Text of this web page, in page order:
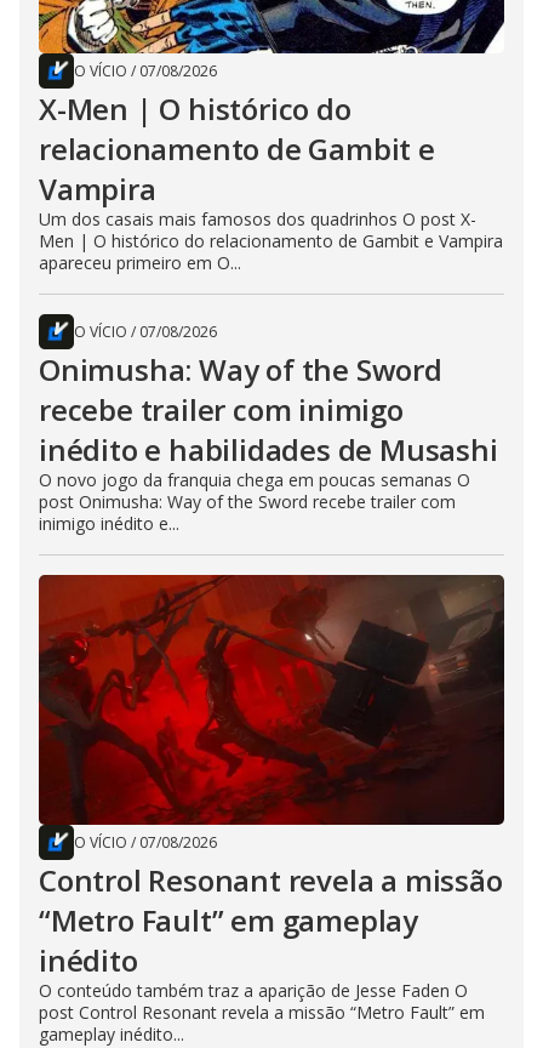
O VÍCIO / 07/08/2026
X-Men | O histórico do
relacionamento de Gambit e
Vampira
Um dos casais mais famosos dos quadrinhos O post X-
Men | O histórico do relacionamento de Gambit e Vampira
apareceu primeiro em O...
O VÍCIO / 07/08/2026
Onimusha: Way of the Sword
recebe trailer com inimigo
inédito e habilidades de Musashi
O novo jogo da franquia chega em poucas semanas O
post Onimusha: Way of the Sword recebe trailer com
inimigo inédito e...
O VÍCIO / 07/08/2026
Control Resonant revela a missão
“Metro Fault” em gameplay
inédito
O conteúdo também traz a aparição de Jesse Faden O
post Control Resonant revela a missão “Metro Fault” em
gameplay inédito...